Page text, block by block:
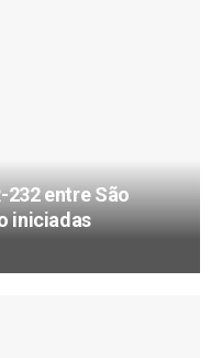
232 entre São
iniciadas